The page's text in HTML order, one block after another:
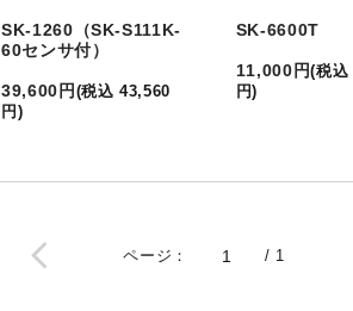
SK-1260（SK-S111K-
60センサ付）
39,600 円 (税込 43,560
円 )
SK-6600T
11,000 円(税込
円)
ページ ： / 1